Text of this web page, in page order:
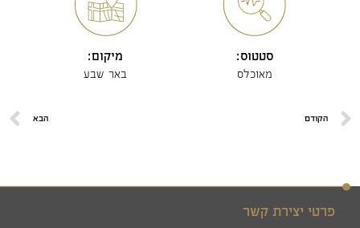
סטטוס:
מאוכלס
מיקום:
באר שבע
הקודם הבא
פרטי יצירת קשר